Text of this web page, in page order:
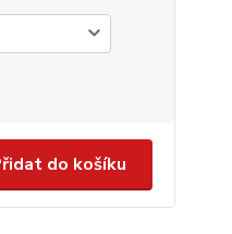
do košíku